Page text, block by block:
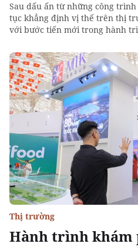
Sau dấu ấn từ những công
tục khẳng định vị thế trên thị
với bước tiến mới trong hành
Hành trình khám
Thị trường